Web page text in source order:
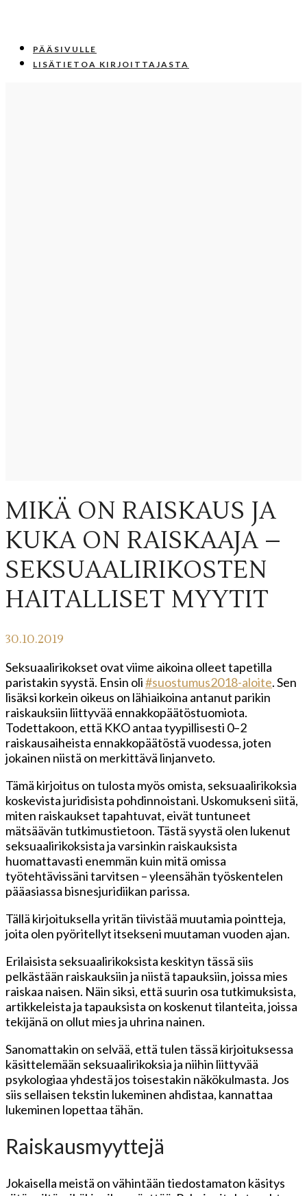
PÄÄSIVULLE
LISÄTIETOA KIRJOITTAJASTA
MIKÄ ON RAISKAUS JA
KUKA ON RAISKAAJA –
SEKSUAALIRIKOSTEN
HAITALLISET MYYTIT
30.10.2019
Seksuaalirikokset ovat viime aikoina olleet tapetilla
paristakin syystä. Ensin oli#suostumus2018-aloite. Sen
lisäksi korkein oikeus on lähiaikoina antanut parikin
raiskauksiin liittyvää ennakkopäätöstuomiota.
Todettakoon, että KKO antaa tyypillisesti 0–2
raiskausaiheista ennakkopäätöstä vuodessa, joten
jokainen niistä on merkittävä linjanveto.
Tämä kirjoitus on tulosta myös omista, seksuaalirikoksia
koskevista juridisista pohdinnoistani. Uskomukseni siitä,
miten raiskaukset tapahtuvat, eivät tuntuneet
mätsäävän tutkimustietoon. Tästä syystä olen lukenut
seksuaalirikoksista ja varsinkin raiskauksista
huomattavasti enemmän kuin mitä omissa
työtehtävissäni tarvitsen – yleensähän työskentelen
pääasiassa bisnesjuridiikan parissa.
Tällä kirjoituksella yritän tiivistää muutamia pointteja,
joita olen pyöritellyt itsekseni muutaman vuoden ajan.
Erilaisista seksuaalirikoksista keskityn tässä siis
pelkästään raiskauksiin ja niistä tapauksiin, joissa mies
raiskaa naisen. Näin siksi, että suurin osa tutkimuksista,
artikkeleista ja tapauksista on koskenut tilanteita, joissa
tekijänä on ollut mies ja uhrina nainen.
Sanomattakin on selvää, että tulen tässä kirjoituksessa
käsittelemään seksuaalirikoksia ja niihin liittyvää
psykologiaa yhdestä jos toisestakin näkökulmasta. Jos
siis sellaisen tekstin lukeminen ahdistaa, kannattaa
lukeminen lopettaa tähän.
Raiskausmyyttejä
Jokaisella meistä on vähintään tiedostamaton käsitys